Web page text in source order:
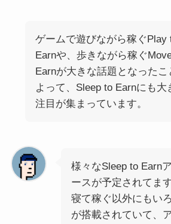
ゲームで遊びながら稼ぐPlay
Earnや、歩きながら稼ぐ
Earnが大きな話題となったこ
よって、Sleep to Earnにも大
注目が集まっています。
様々なSleep to Earn
ースが予定されてま
寝て稼ぐ以外にもい
が搭載されていて、